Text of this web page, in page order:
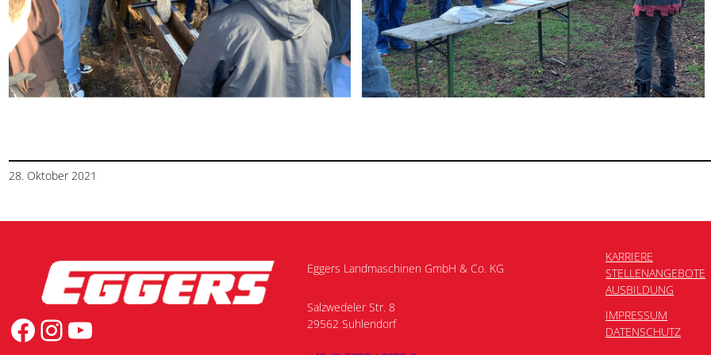
28. Oktober 2021
Facebook InstagramYouTube
Eggers Landmaschinen GmbH & Co. KG
Salzwedeler Str. 8
29562 Suhlendorf
KARRIERE
STELLENANGEBOTE
AUSBILDUNG
IMPRESSUM
DATENSCHUTZ